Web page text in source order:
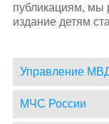
публикациям, мы
издание детям
Управление
МЧС России